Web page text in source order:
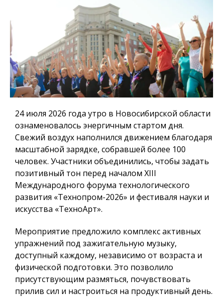
24 июля 2026 года утро в Новосибирской области
ознаменовалось энергичным стартом дня.
Свежий воздух наполнился движением благодаря
масштабной зарядке, собравшей более 100
человек. Участники объединились, чтобы задать
позитивный тон перед началом XIII
Международного форума технологического
развития «Технопром-2026» и фестиваля науки и
искусства «ТехноАрт».
Мероприятие предложило комплекс активных
упражнений под зажигательную музыку,
доступный каждому, независимо от возраста и
физической подготовки. Это позволило
присутствующим размяться, почувствовать
прилив сил и настроиться на продуктивный день.